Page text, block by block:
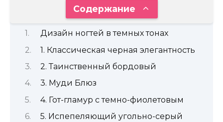
Содержание
Дизайн ногтей в темных тонах
1. Классическая черная элегантность
2. Таинственный бордовый
3. Муди Блюз
4. Гот-гламур с темно-фиолетовым
5. Испепеляющий угольно-серый